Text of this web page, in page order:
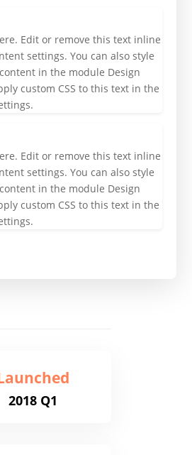
Edit or remove this text inline
settings. You can also style
in the module Design
custom CSS to this text in the
Edit or remove this text inline
settings. You can also style
in the module Design
custom CSS to this text in the
2018 Q1